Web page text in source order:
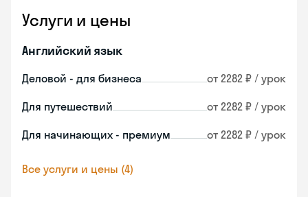
Услуги и цены
Английский язык
Деловой - для бизнеса от 2282 ₽ / урок
Для путешествий от 2282 ₽ / урок
Для начинающих - премиум от 2282 ₽ / урок
Все услуги и цены (4)